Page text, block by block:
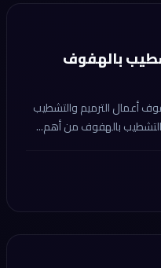
بالهفوف
أعمال الترميم والتشطيب
بالهفوف من أهم...